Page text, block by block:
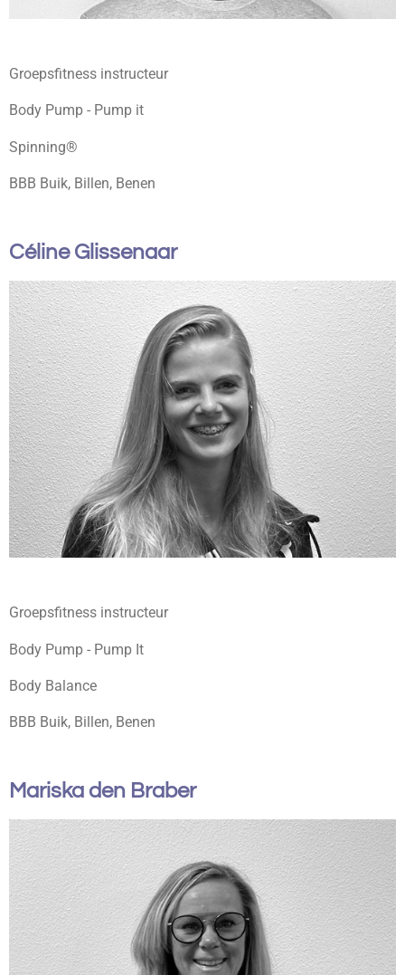
Groepsfitness instructeur
Body Pump - Pump it
Spinning®
BBB Buik, Billen, Benen
Céline Glissenaar
Groepsfitness instructeur
Body Pump - Pump It
Body Balance
BBB Buik, Billen, Benen
Mariska den Braber